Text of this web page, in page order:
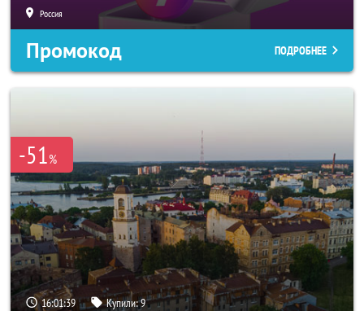
Россия
Промокод ПОДРОБНЕЕ
-51%
16:01:37 Купили:9